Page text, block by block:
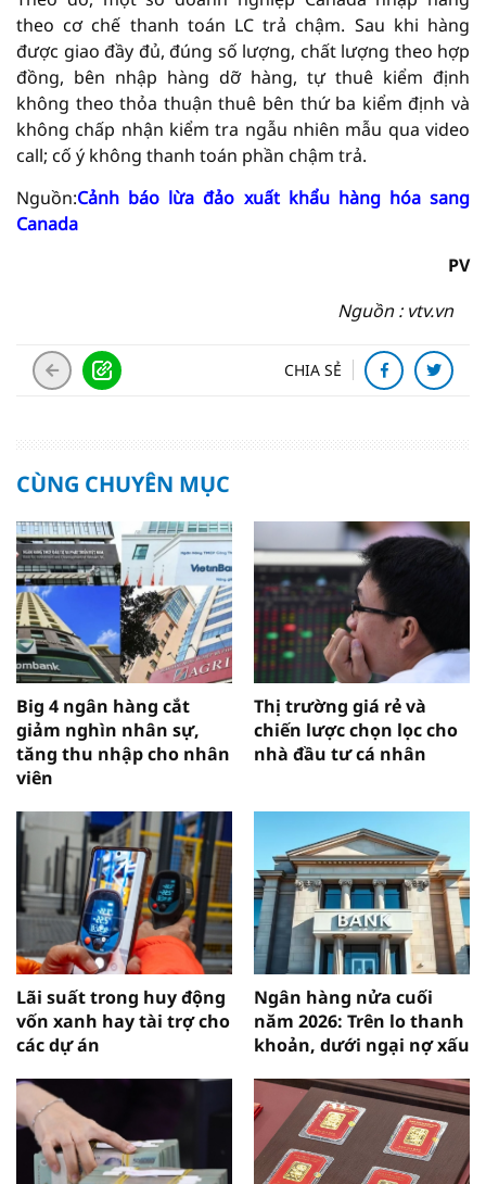
theo cơ chế thanh toán LC trả chậm. Sau khi hàng
được giao đầy đủ, đúng số lượng, chất lượng theo hợp
đồng, bên nhập hàng dỡ hàng, tự thuê kiểm định
không theo thỏa thuận thuê bên thứ ba kiểm định và
không chấp nhận kiểm tra ngẫu nhiên mẫu qua video
call; cố ý không thanh toán phần chậm trả.
Nguồn:Cảnh báo lừa đảo xuất khẩu hàng hóa sang
Canada
PV
Nguồn : vtv.vn
CHIA SẺ
CÙNG CHUYÊN MỤC
Big 4 ngân hàng cắt
giảm nghìn nhân sự,
tăng thu nhập cho nhân
viên
Thị trường giá rẻ và
chiến lược chọn lọc cho
nhà đầu tư cá nhân
Lãi suất trong huy động
vốn xanh hay tài trợ cho
các dự án
Ngân hàng nửa cuối
năm 2026: Trên lo thanh
khoản, dưới ngại nợ xấu